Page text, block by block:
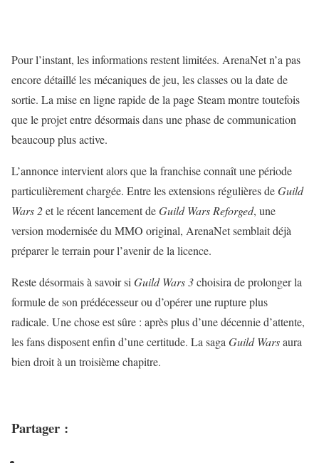
Pour l’instant, les informations restent limitées. ArenaNet n’a pas
encore détaillé les mécaniques de jeu, les classes ou la date de
sortie. La mise en ligne rapide de la page Steam montre toutefois
que le projet entre désormais dans une phase de communication
beaucoup plus active.
L’annonce intervient alors que la franchise connaît une période
particulièrement chargée. Entre les extensions régulières deGuild
Wars 2et le récent lancement deGuild Wars Reforged, une
version modernisée du MMO original, ArenaNet semblait déjà
préparer le terrain pour l’avenir de la licence.
Reste désormais à savoir si Guild Wars 3choisira de prolonger la
formule de son prédécesseur ou d’opérer une rupture plus
radicale. Une chose est sûre : après plus d’une décennie d’attente,
les fans disposent enfin d’une certitude. La saga Guild Warsaura
bien droit à un troisième chapitre.
Partager :